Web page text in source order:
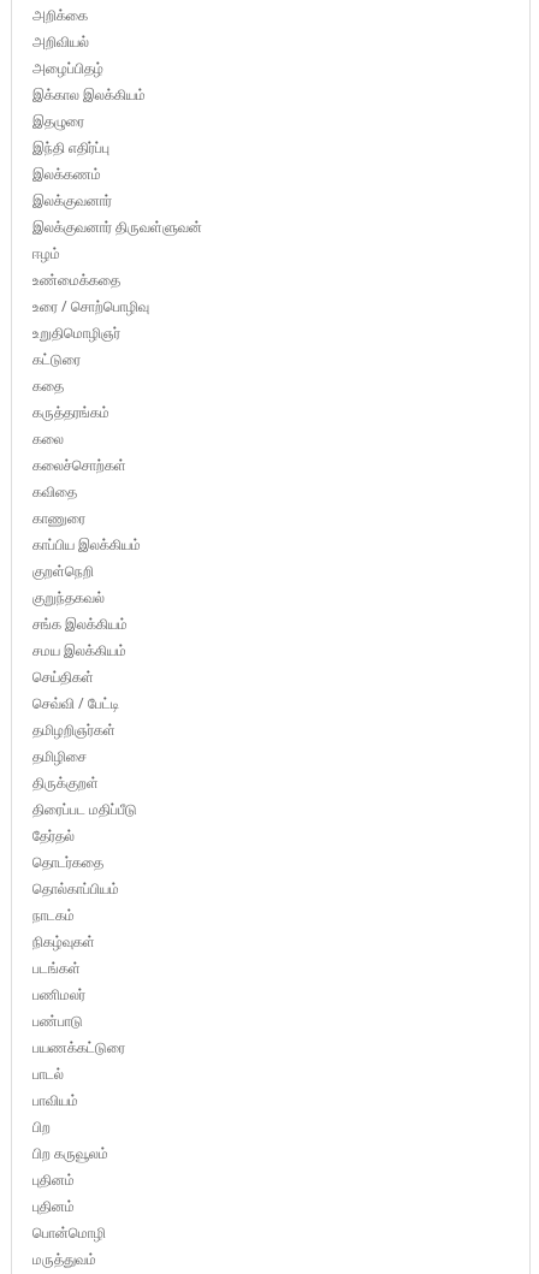
அறிக்கை
அறிவியல்
அழைப்பிதழ்
இக்கால இலக்கியம்
இதழுரை
இந்தி எதிர்ப்பு
இலக்கணம்
இலக்குவனார்
இலக்குவனார் திருவள்ளுவன்
ஈழம்
உண்மைக்கதை
உரை / சொற்பொழிவு
உறுதிமொழிஞர்
கட்டுரை
கதை
கருத்தரங்கம்
கலை
கலைச்சொற்கள்
கவிதை
காணுரை
காப்பிய இலக்கியம்
குறள்நெறி
குறுந்தகவல்
சங்க இலக்கியம்
சமய இலக்கியம்
செய்திகள்
செவ்வி / பேட்டி
தமிழறிஞர்கள்
தமிழிசை
திருக்குறள்
திரைப்பட மதிப்பீடு
தேர்தல்
தொடர்கதை
தொல்காப்பியம்
நாடகம்
நிகழ்வுகள்
படங்கள்
பணிமலர்
பண்பாடு
பயணக்கட்டுரை
பாடல்
பாவியம்
பிற
பிற கருவூலம்
புதினம்
புதினம்
பொன்மொழி
மருத்துவம்